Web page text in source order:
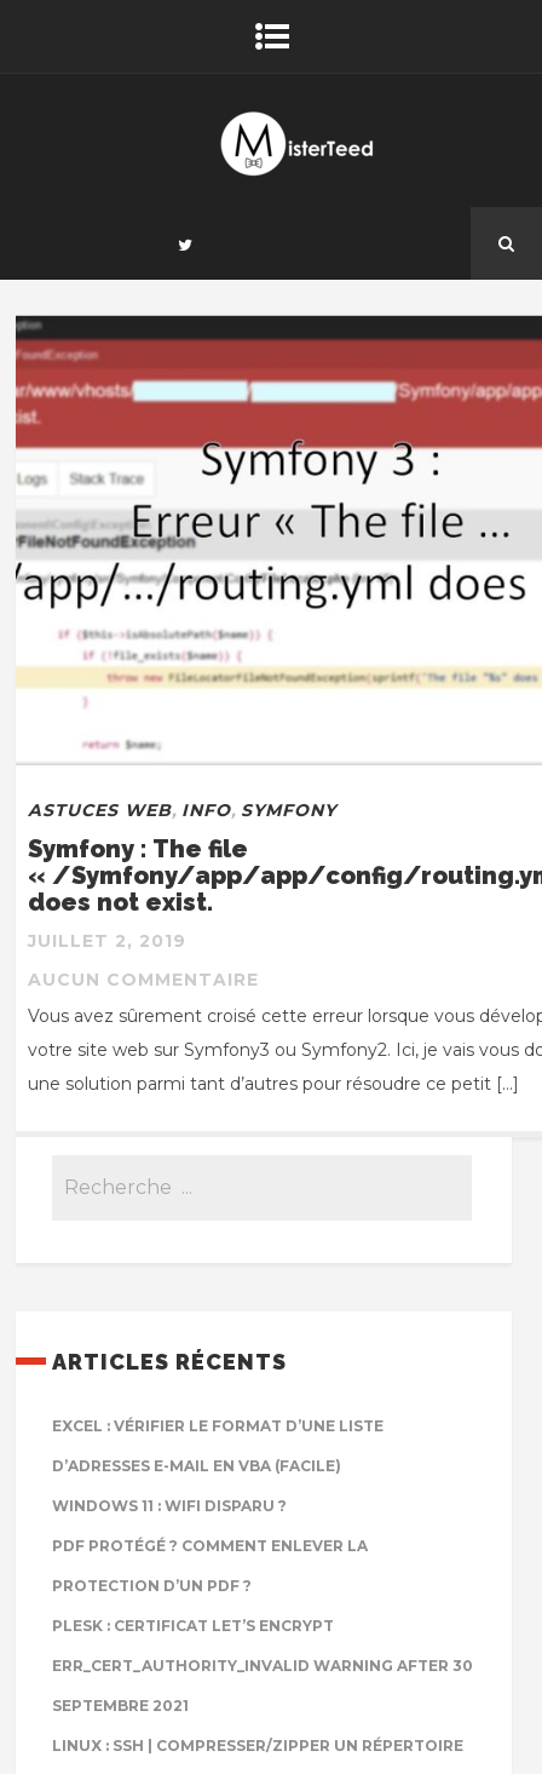
ASTUCES WEB, INFO, SYMFONY
Symfony : The file
« /Symfony/app/app/config/
does not exist.
JUILLET 2, 2019
AUCUN COMMENTAIRE
Vous avez sûrement croisé cette erreur lorsque vous
votre site web sur Symfony3 ou Symfony2. Ici, je vais vous
une solution parmi tant d’autres pour résoudre ce petit […]
ARTICLES RÉCENTS
EXCEL : VÉRIFIER LE FORMAT D’UNE LISTE
D’ADRESSES E-MAIL EN VBA (FACILE)
WINDOWS 11 : WIFI DISPARU ?
PDF PROTÉGÉ ? COMMENT ENLEVER LA
PROTECTION D’UN PDF ?
PLESK : CERTIFICAT LET’S ENCRYPT
ERR_CERT_AUTHORITY_INVALID WARNING AFTER 30
SEPTEMBRE 2021
LINUX : SSH | COMPRESSER/ZIPPER UN RÉPERTOIRE